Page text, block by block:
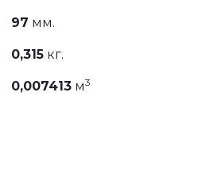
97 мм.
0,315 кг.
0,007413 м3